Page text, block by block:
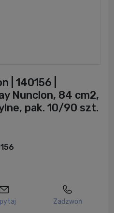
| 140156 |
Nunclon, 84 cm2,
pak. 10/90 szt.
Zadzwoń